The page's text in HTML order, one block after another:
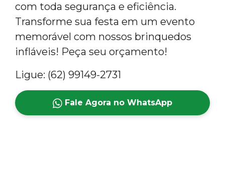
com toda segurança e eficiência.
Transforme sua festa em um evento
memorável com nossos brinquedos
infláveis! Peça seu orçamento!
Ligue: (62) 99149-2731
Fale Agora no WhatsApp